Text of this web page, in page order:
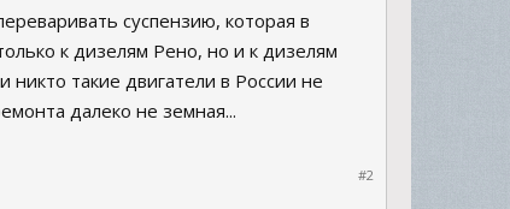
суспензию, которая в
к дизелям Рено, но и к дизелям
такие двигатели в России не
далеко не земная...
#2